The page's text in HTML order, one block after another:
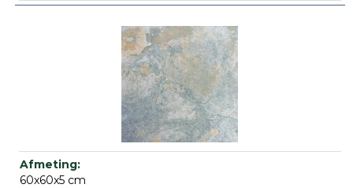
60x60x5 cm